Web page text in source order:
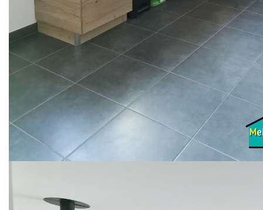
à mobilité réduite).
Elle se compose d'une belle pièce de vie lumineuse avec
cuisine équipée/aménagée de 47 m², 2 chambres, salle
d'eau et wc séparé. Garage attenant. Poêle à granulés
dans la pièce principale et radiateurs à chaleur douce et
basse consommation pour les chambres. La production
d'eau chaude est faite à l'aide d'un ballon
thermodynamique.
Le tout sur un terrain clos de 343 m2 clôturé.
N'hésitez pas à me contacter pour plus de
renseignements.
Nos honoraires